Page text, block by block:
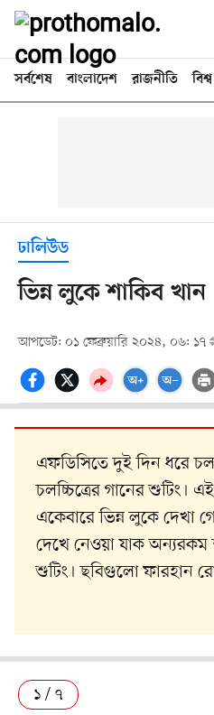
সর্বশেষ বাংলাদেশ রাজনীতি বিশ্ব
ঢালিউড
ভিন্ন লুকে শাকিব খান
আপডেট: ০১ ফেব্রুয়ারি ২০২৪, ০৬: ১৭
এফডিসিতে দুই দিন ধরে
চলচ্চিত্রের গানের শুটিং।
একেবারে ভিন্ন লুকে দেখা
দেখে নেওয়া যাক অন্যরকম
শুটিং। ছবিগুলো ফারহান
১ / ৭